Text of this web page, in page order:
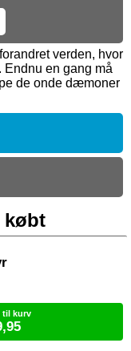
verden, hvor
Endnu en gang må
de onde dæmoner
købt
til kurv